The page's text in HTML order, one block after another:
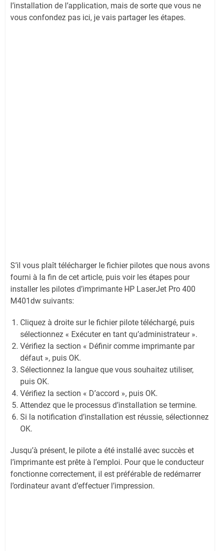
l’installation de l’application, mais de sorte que vous ne
vous confondez pas ici, je vais partager les étapes.
S’il vous plaît télécharger le fichier pilotes que nous avons
fourni à la fin de cet article, puis voir les étapes pour
installer les pilotes d’imprimante HP LaserJet Pro 400
M401dw suivants:
Cliquez à droite sur le fichier pilote téléchargé, puis
sélectionnez « Exécuter en tant qu’administrateur ».
Vérifiez la section « Définir comme imprimante par
défaut », puis OK.
Sélectionnez la langue que vous souhaitez utiliser,
puis OK.
Vérifiez la section « D’accord », puis OK.
Attendez que le processus d’installation se termine.
Si la notification d’installation est réussie, sélectionnez
OK.
Jusqu’à présent, le pilote a été installé avec succès et
l’imprimante est prête à l’emploi. Pour que le conducteur
fonctionne correctement, il est préférable de redémarrer
l’ordinateur avant d’effectuer l’impression.